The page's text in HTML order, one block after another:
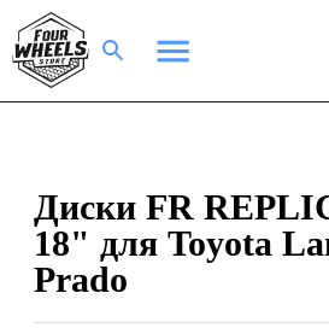
Диски FR
18" для Toyota
Prado